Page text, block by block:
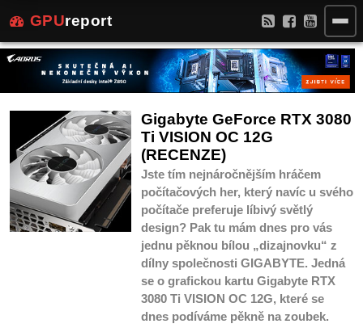
GPUreport
Gigabyte GeForce RTX 3080
Ti VISION OC 12G
(RECENZE)
Jste tím nejnáročnějším hráčem
počítačových her, který navíc u svého
počítače preferuje líbivý světlý
design? Pak tu mám dnes pro vás
jednu pěknou bílou „dizajnovku“ z
dílny společnosti GIGABYTE. Jedná
se o grafickou kartu Gigabyte RTX
3080 Ti VISION OC 12G, které se
dnes podíváme pěkně na zoubek.